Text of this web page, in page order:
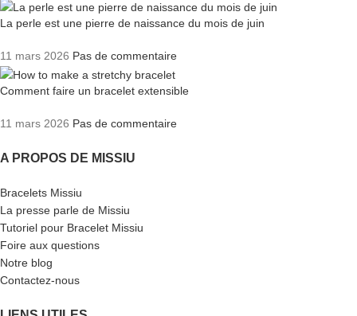
La perle est une pierre de naissance du mois de juin
11 mars 2026 Pas de commentaire
Comment faire un bracelet extensible
11 mars 2026 Pas de commentaire
A PROPOS DE MISSIU
Bracelets Missiu
La presse parle de Missiu
Tutoriel pour Bracelet Missiu
Foire aux questions
Notre blog
Contactez-nous